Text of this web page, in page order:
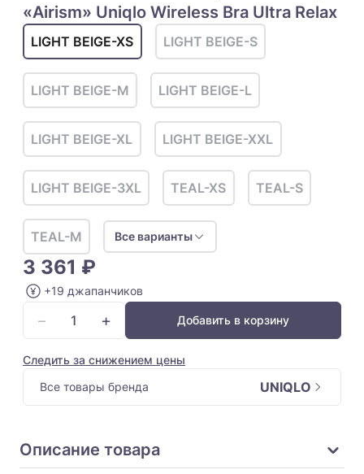
«Airism» Uniqlo Wireless Bra Ultra Relax
LIGHT BEIGE-XS LIGHT BEIGE-S
LIGHT BEIGE-M LIGHT BEIGE-L
LIGHT BEIGE-XL LIGHT BEIGE-XXL
LIGHT BEIGE-3XL TEAL-XS TEAL-S
TEAL-M Все варианты
3 361 ₽
+19 джапанчиков
− + Добавить в корзину
Следить за снижением цены
Все товары бренда
UNIQLO
Описание товара